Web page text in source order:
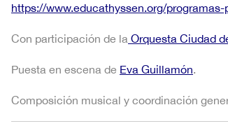
https://www.educathyssen.org/
Con participación de la Orquesta Ciudad
Puesta en escena de Eva Guillamón.
Composición musical y coordinación